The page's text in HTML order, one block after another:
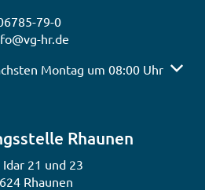
79-0
hr.de
oder Schließzeiten
Montag um 08:00 Uhr
Rhaunen
21 und 23
Rhaunen